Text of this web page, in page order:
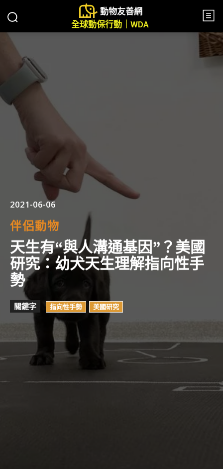
動物友善網
全球動保行動｜WDA
2021-06-06
伴侶動物
天生有“與人溝通基因”？美國
研究：幼犬天生理解指向性手
勢
關鍵字 指向性手勢 美國研究